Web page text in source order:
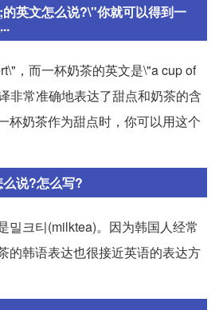
英文怎么说?\"你就可以得到一
，而一杯奶茶的英文是\"a cup of
非常准确地表达了甜点和奶茶的含
杯奶茶作为甜点时，你可以用这个
说?怎么写?
밀크티(milktea)。因为韩国人经常
的韩语表达也很接近英语的表达方